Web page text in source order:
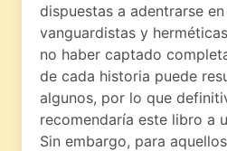
dispuestas a adentrarse
vanguardistas y
no haber captado
de cada historia puede
algunos, por lo que
recomendaría este libro a
Sin embargo, para